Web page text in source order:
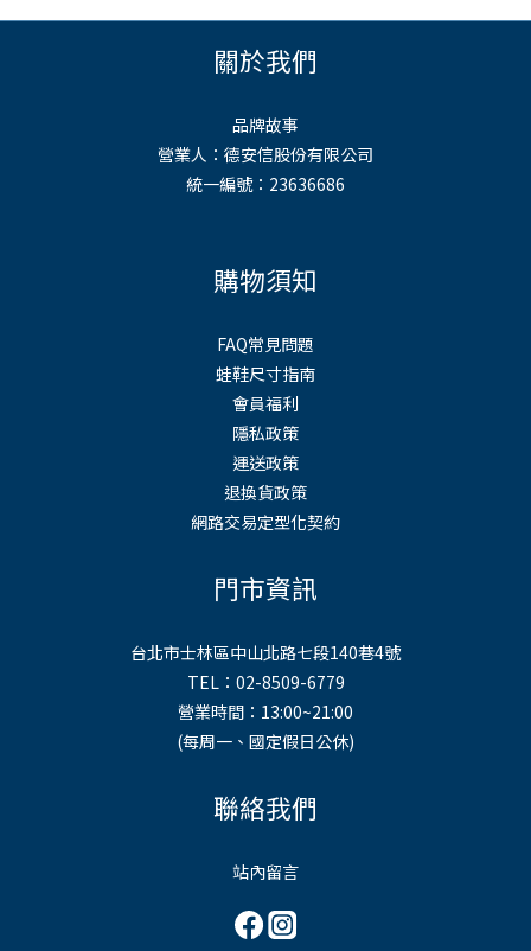
關於我們
品牌故事
營業人：德安信股份有限公司
統一編號：23636686
購物須知
FAQ常見問題
蛙鞋尺寸指南
會員福利
隱私政策
運送政策
退換貨政策
網路交易定型化契約
門市資訊
台北市士林區中山北路七段140巷4號
TEL：02-8509-6779
營業時間：13:00~21:00
(每周一、國定假日公休)
聯絡我們
站內留言